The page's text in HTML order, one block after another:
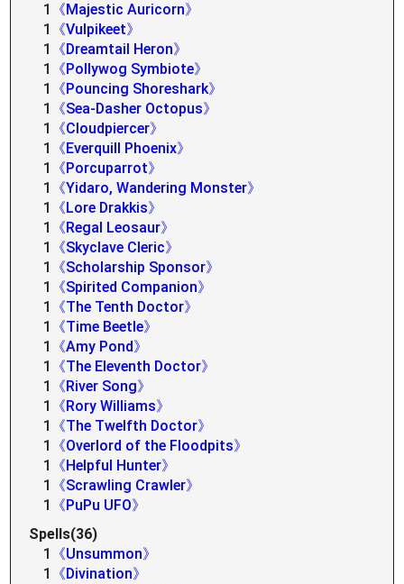
1
《Majestic Auricorn》
1
《Vulpikeet》
1
《Dreamtail Heron》
1
《Pollywog Symbiote》
1
《Pouncing Shoreshark》
1
《Sea-Dasher Octopus》
1
《Cloudpiercer》
1
《Everquill Phoenix》
1
《Porcuparrot》
1
《Yidaro, Wandering Monster》
1
《Lore Drakkis》
1
《Regal Leosaur》
1
《Skyclave Cleric》
1
《Scholarship Sponsor》
1
《Spirited Companion》
1
《The Tenth Doctor》
1
《Time Beetle》
1
《Amy Pond》
1
《The Eleventh Doctor》
1
《River Song》
1
《Rory Williams》
1
《The Twelfth Doctor》
1
《Overlord of the Floodpits》
1
《Helpful Hunter》
1
《Scrawling Crawler》
1
《PuPu UFO》
Spells(36)
1
《Unsummon》
1
《Divination》